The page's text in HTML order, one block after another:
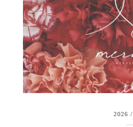
2026 /